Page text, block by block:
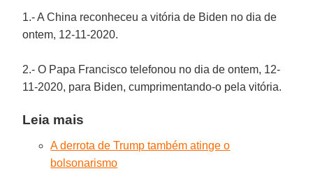
1.- A China reconheceu a vitória de Biden no dia de
ontem, 12-11-2020.
2.- O Papa Francisco telefonou no dia de ontem, 12-
11-2020, para Biden, cumprimentando-o pela vitória.
Leia mais
A derrota de Trump também atinge o
bolsonarismo